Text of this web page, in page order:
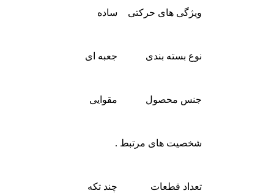
ویژگی های حرکتی ساده
نوع بسته بندی جعبه ای
جنس محصول مقوایی
شخصیت های مرتبط .
تعداد قطعات چند تکه